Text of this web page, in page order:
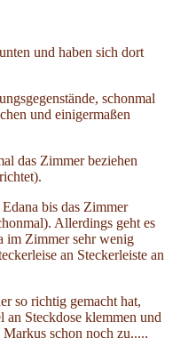
und haben sich dort
schonmal
und einigermaßen
das Zimmer beziehen
bis das Zimmer
Allerdings geht es
im Zimmer sehr wenig
an Steckerleiste an
so richtig gemacht hat,
an Steckdose klemmen und
schon noch zu.....